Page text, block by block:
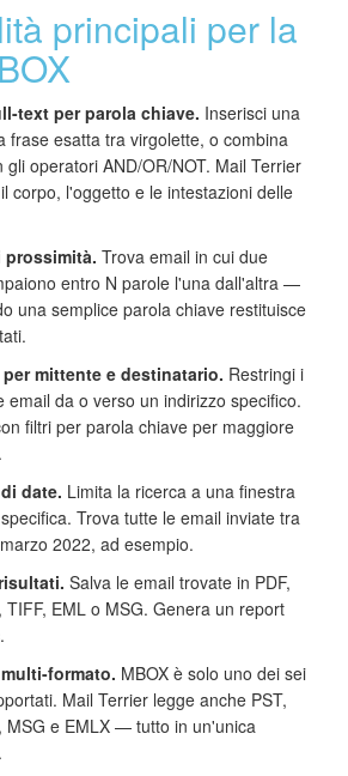
principali per la
text per parola chiave. Inserisci una
frase esatta tra virgolette, o combina
gli operatori AND/OR/NOT. Mail Terrier
corpo, l'oggetto e le intestazioni delle
prossimità. Trova email in cui due
entro N parole l'una dall'altra —
una semplice parola chiave restituisce
mittente e destinatario. Restringi i
email da o verso un indirizzo specifico.
filtri per parola chiave per maggiore
date. Limita la ricerca a una finestra
Trova tutte le email inviate tra
2022, ad esempio.
Salva le email trovate in PDF,
TIFF, EML o MSG. Genera un report
formato. MBOX è solo uno dei sei
Mail Terrier legge anche PST,
MSG e EMLX — tutto in un'unica